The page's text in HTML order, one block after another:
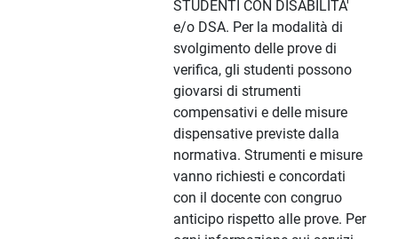
STUDENTI CON DISABILITA'
e/o DSA. Per la modalità di
svolgimento delle prove di
verifica, gli studenti possono
giovarsi di strumenti
compensativi e delle misure
dispensative previste dalla
normativa. Strumenti e misure
vanno richiesti e concordati
con il docente con congruo
anticipo rispetto alle prove. Per